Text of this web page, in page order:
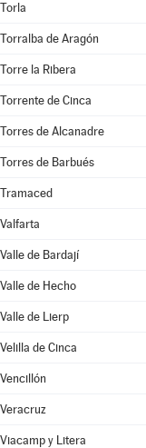
Torla
Torralba de Aragón
Torre la Ribera
Torrente de Cinca
Torres de Alcanadre
Torres de Barbués
Tramaced
Valfarta
Valle de Bardají
Valle de Hecho
Valle de Lierp
Velilla de Cinca
Vencillón
Veracruz
Viacamp y Litera